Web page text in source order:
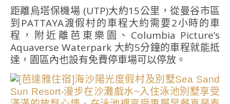
距離烏塔保機場 (UTP)大約15公里，從曼谷市區
到PATTAYA渡假村的車程大約需要2小時的車
程，附近離芭東樂園、Columbia Picture’s
Aquaverse Waterpark 大約5分鐘的車程就能抵
達，園區內也設有免費停車場可以停放。